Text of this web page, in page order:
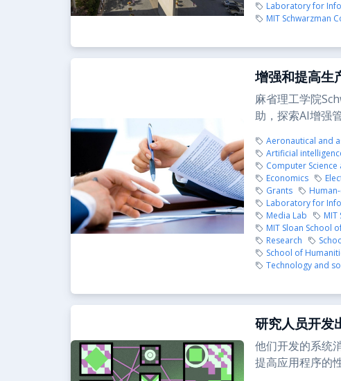
Laboratory for
MIT Schwarzman
增强和提高生
麻省理工学院
助，探索AI增强
Aeronautical and
Artificial
Computer
Economics
Grants
Laboratory for
Media Lab
MIT Sloan School
Research
School of
Technology and
研究人员开发
他们开发的系统
提高应用程序的